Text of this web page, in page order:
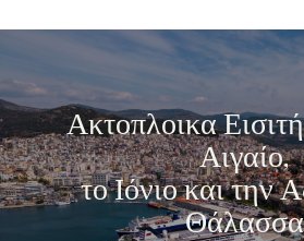
Ακτοπλοικα
Αιγαίο,
το Ιόνιο και την
Θάλασσα